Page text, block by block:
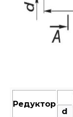
Редуктор
d